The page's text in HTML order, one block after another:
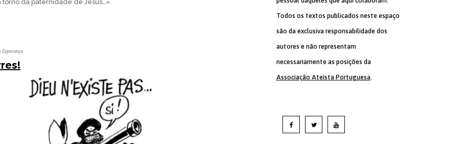
da paternidade de Jesus…».
Esperança
Todos os textos publicados neste espaço
são da exclusiva responsabilidade dos
autores e não representam
necessariamente as posições da
Associação Ateísta Portuguesa.